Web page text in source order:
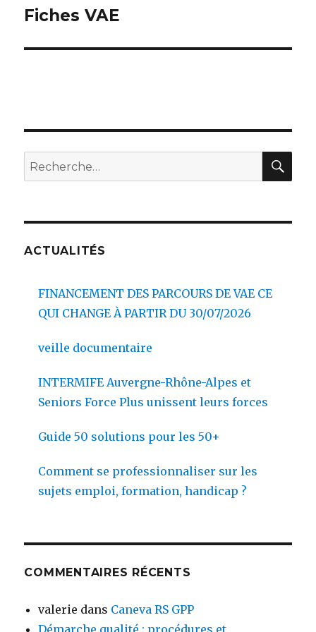
Publication
Fiches VAE
Recherche
pour :
ACTUALITÉS
FINANCEMENT DES PARCOURS DE VAE CE
QUI CHANGE À PARTIR DU 30/07/2026
veille documentaire
INTERMIFE Auvergne-Rhône-Alpes et
Seniors Force Plus unissent leurs forces
Guide 50 solutions pour les 50+
Comment se professionnaliser sur les
sujets emploi, formation, handicap ?
COMMENTAIRES RÉCENTS
valerie dans Caneva RS GPP